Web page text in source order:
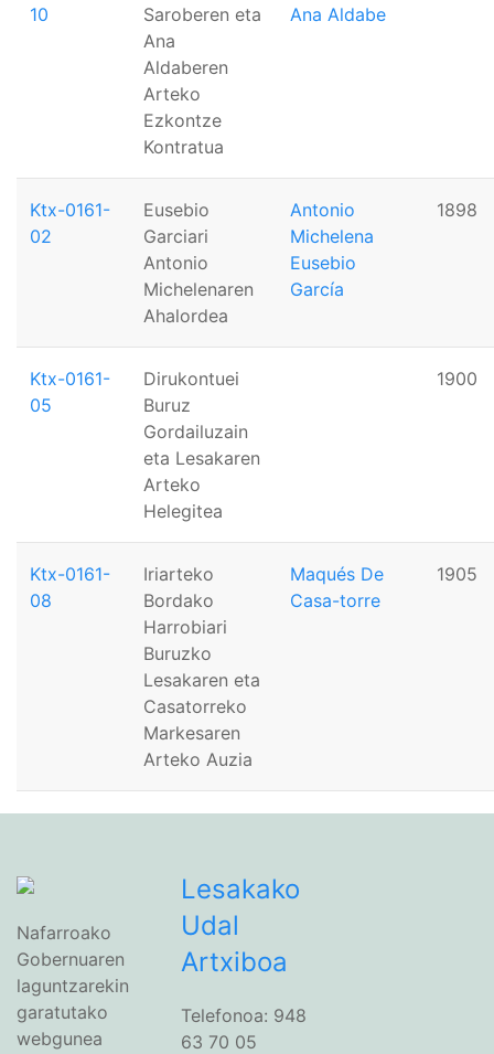
10
Saroberen eta
Ana
Aldaberen
Arteko
Ezkontze
Kontratua
Ana Aldabe
Ktx-0161-
02
Eusebio
Garciari
Antonio
Michelenaren
Ahalordea
Antonio
Michelena
Eusebio
García
1898
Ktx-0161-
05
Dirukontuei
Buruz
Gordailuzain
eta Lesakaren
Arteko
Helegitea
1900
Ktx-0161-
08
Iriarteko
Bordako
Harrobiari
Buruzko
Lesakaren eta
Casatorreko
Markesaren
Arteko Auzia
Maqués De
Casa-torre
1905
Nafarroako
Gobernuaren
laguntzarekin
garatutako
webgunea
Lesakako
Udal
Artxiboa
Telefonoa: 948
63 70 05